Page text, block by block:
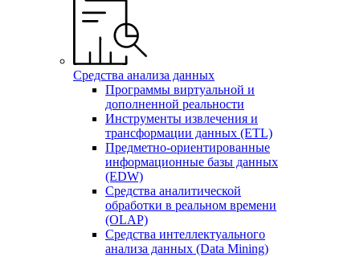
Средства анализа данных
Программы виртуальной и
дополненной реальности
Инструменты извлечения и
трансформации данных (ETL)
Предметно-ориентированные
информационные базы данных
(EDW)
Средства аналитической
обработки в реальном времени
(OLAP)
Средства интеллектуального
анализа данных (Data Mining)